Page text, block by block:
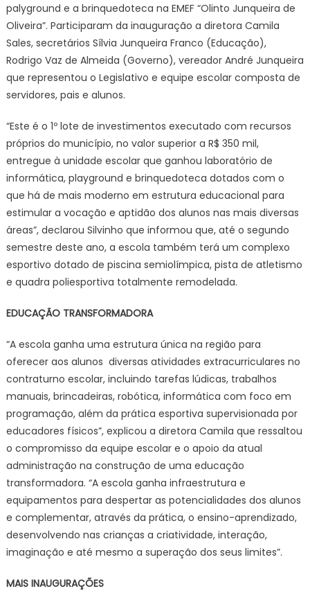
palyground e a brinquedoteca na EMEF “Olinto Junqueira de
Oliveira”. Participaram da inauguração a diretora Camila
Sales, secretários Sílvia Junqueira Franco (Educação),
Rodrigo Vaz de Almeida (Governo), vereador André Junqueira
que representou o Legislativo e equipe escolar composta de
servidores, pais e alunos.
“Este é o 1º lote de investimentos executado com recursos
próprios do município, no valor superior a R$ 350 mil,
entregue à unidade escolar que ganhou laboratório de
informática, playground e brinquedoteca dotados com o
que há de mais moderno em estrutura educacional para
estimular a vocação e aptidão dos alunos nas mais diversas
áreas”, declarou Silvinho que informou que, até o segundo
semestre deste ano, a escola também terá um complexo
esportivo dotado de piscina semiolímpica, pista de atletismo
e quadra poliesportiva totalmente remodelada.
EDUCAÇÃO TRANSFORMADORA
“A escola ganha uma estrutura única na região para
oferecer aos alunos diversas atividades extracurriculares no
contraturno escolar, incluindo tarefas lúdicas, trabalhos
manuais, brincadeiras, robótica, informática com foco em
programação, além da prática esportiva supervisionada por
educadores físicos”, explicou a diretora Camila que ressaltou
o compromisso da equipe escolar e o apoio da atual
administração na construção de uma educação
transformadora. “A escola ganha infraestrutura e
equipamentos para despertar as potencialidades dos alunos
e complementar, através da prática, o ensino-aprendizado,
desenvolvendo nas crianças a criatividade, interação,
imaginação e até mesmo a superação dos seus limites”.
MAIS INAUGURAÇÕES